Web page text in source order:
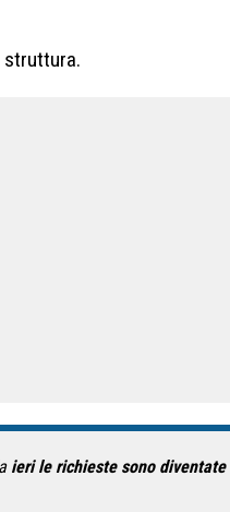
struttura.
ieri le richieste sono diventate